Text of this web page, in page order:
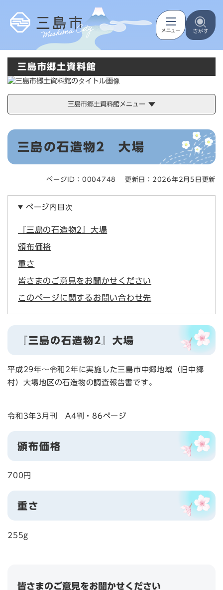
メニューを飛ばして本文へ
三島市郷土資料館
三島市郷土資料館メニュー
本
三島の石造物2 大場
ページID：0004748 更新日：2026年2月5日更新
ページ内目次
『三島の石造物2』大場
頒布価格
重さ
皆さまのご意見をお聞かせください
このページに関するお問い合わせ先
『三島の石造物2』大場
平成29年～令和2年に実施した三島市中郷地域（旧中郷
村）大場地区の石造物の調査報告書です。
令和3年3月刊 A4判・86ページ
頒布価格
700円
重さ
255g
皆さまのご意見をお聞かせください